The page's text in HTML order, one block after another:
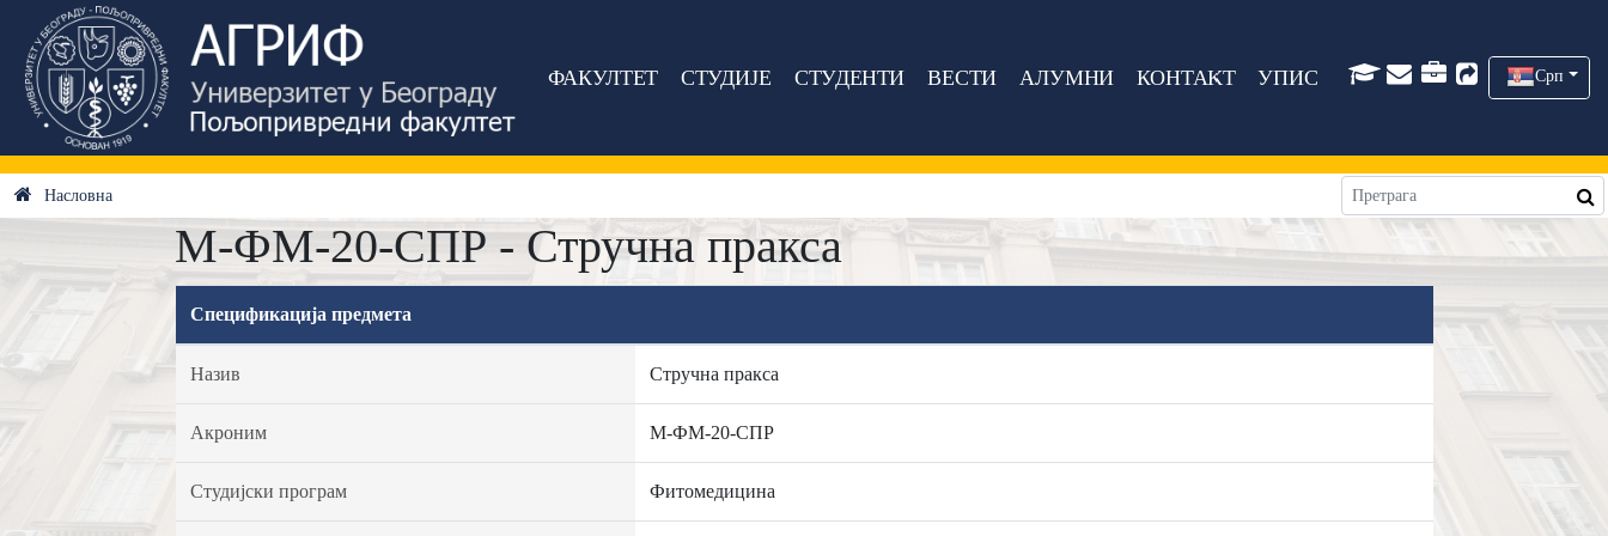
ФАКУЛТЕТ СТУДИЈЕ СТУДЕНТИ ВЕСТИ АЛУМНИ КОНТАКТ УПИС Срп
Насловна
М-ФМ-20-СПР - Стручна пракса
Спецификација предмета
Назив Стручна пракса
Акроним М-ФМ-20-СПР
Студијски програм Фитомедицина